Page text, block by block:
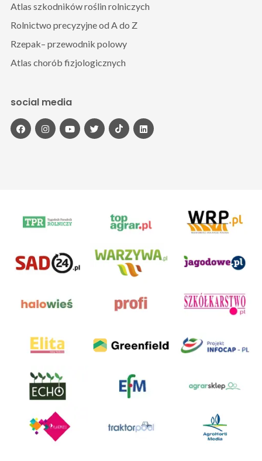
Atlas szkodników roślin rolniczych
Rolnictwo precyzyjne od A do Z
Rzepak– przewodnik polowy
Atlas chorób fizjologicznych
social media